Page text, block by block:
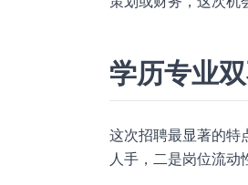
学历专业
这次招聘最显著的特
人手，二是岗位流动